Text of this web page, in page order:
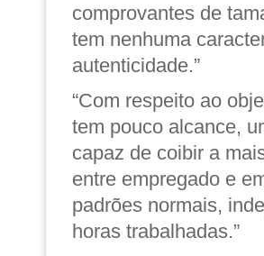
comprovantes de
tem nenhuma
autenticidade.”
“Com respeito ao
tem pouco alcance,
capaz de coibir a
entre empregado e
padrões normais,
horas trabalhadas.”